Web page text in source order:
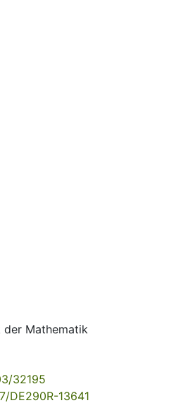
Mathematik
32195
DE290R-13641